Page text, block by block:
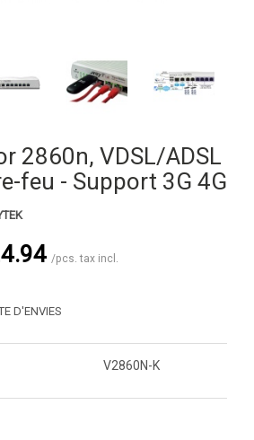
2860n, VDSL/ADSL
feu - Support 3G 4G
/pcs. tax incl.
D'ENVIES
V2860N-K